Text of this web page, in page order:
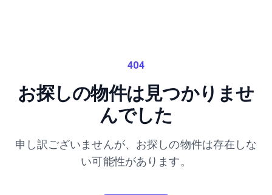
404
お探しの物件は見つかりませ
んでした
申し訳ございませんが、お探しの物件は存在しな
い可能性があります。